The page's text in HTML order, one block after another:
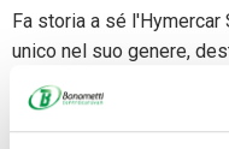
Fa storia a sé
unico nel suo genere,
dell'auto a quelli di un
rivela estremamente